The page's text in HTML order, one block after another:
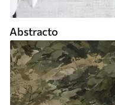
Abstracto